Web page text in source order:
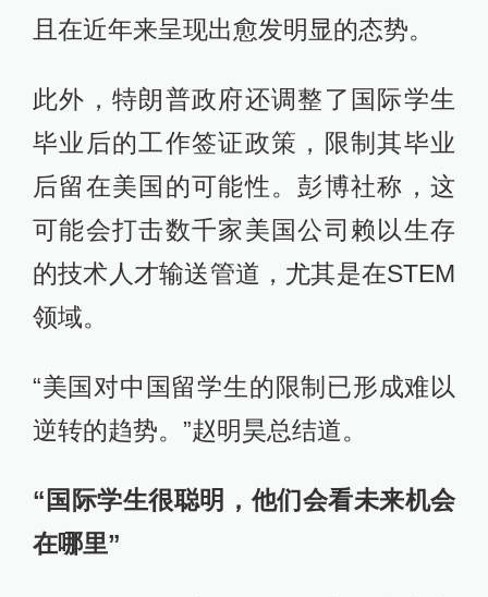
且在近年来呈现出愈发明显的态势。
此外，特朗普政府还调整了国际学生
毕业后的工作签证政策，限制其毕业
后留在美国的可能性。彭博社称，这
可能会打击数千家美国公司赖以生存
的技术人才输送管道，尤其是在STEM
领域。
“美国对中国留学生的限制已形成难以
逆转的趋势。”赵明昊总结道。
“国际学生很聪明，他们会看未来机会
在哪里”